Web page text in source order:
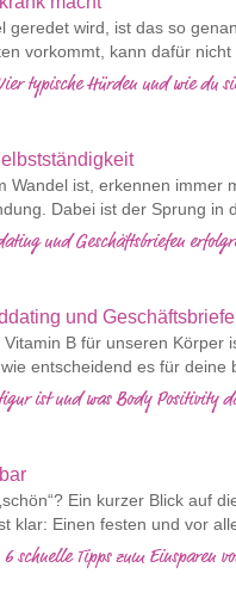
geredet wird, ist das so
vorkommt, kann dafür nicht
typische Hürden und wie du
Wandel ist, erkennen immer
Dabei ist der Sprung in
und Geschäftsbriefen
B für unseren Körper
entscheidend es für deine
ist und was Body Positivity
Ein kurzer Blick auf
klar: Einen festen und vor
schnelle Tipps zum Einsparen